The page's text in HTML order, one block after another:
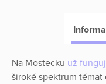
Na Mostecku už
široké spektrum témat